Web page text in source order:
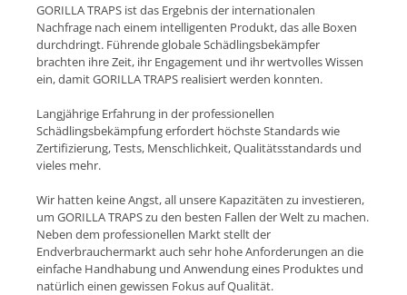
GORILLA TRAPS ist das Ergebnis der internationalen
Nachfrage nach einem intelligenten Produkt, das alle Boxen
durchdringt. Führende globale Schädlingsbekämpfer
brachten ihre Zeit, ihr Engagement und ihr wertvolles Wissen
ein, damit GORILLA TRAPS realisiert werden konnten.
Langjährige Erfahrung in der professionellen
Schädlingsbekämpfung erfordert höchste Standards wie
Zertifizierung, Tests, Menschlichkeit, Qualitätsstandards und
vieles mehr.
Wir hatten keine Angst, all unsere Kapazitäten zu investieren,
um GORILLA TRAPS zu den besten Fallen der Welt zu machen.
Neben dem professionellen Markt stellt der
Endverbrauchermarkt auch sehr hohe Anforderungen an die
einfache Handhabung und Anwendung eines Produktes und
natürlich einen gewissen Fokus auf Qualität.